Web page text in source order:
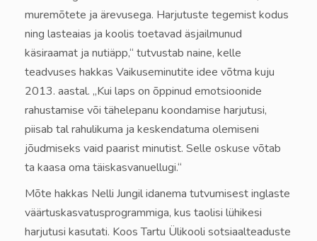
muremõtete ja ärevusega. Harjutuste tegemist kodus
ning lasteaias ja koolis toetavad äsjailmunud
käsiraamat ja nutiäpp,“ tutvustab naine, kelle
teadvuses hakkas Vaikuseminutite idee võtma kuju
2013. aastal. „Kui laps on õppinud emotsioonide
rahustamise või tähelepanu koondamise harjutusi,
piisab tal rahulikuma ja keskendatuma olemiseni
jõudmiseks vaid paarist minutist. Selle oskuse võtab
ta kaasa oma täiskasvanuellugi.“
Mõte hakkas Nelli Jungil idanema tutvumisest inglaste
väärtuskasvatusprogrammiga, kus taolisi lühikesi
harjutusi kasutati. Koos Tartu Ülikooli sotsiaalteaduste